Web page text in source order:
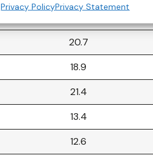
Privacy PolicyPrivacy Statement
20.7
18.9
21.4
13.4
12.6